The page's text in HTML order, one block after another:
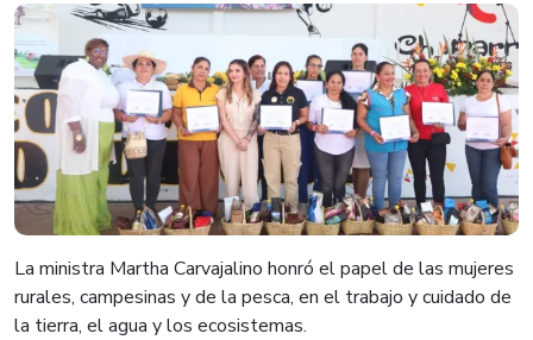
La ministra Martha Carvajalino honró el papel de las mujeres
rurales, campesinas y de la pesca, en el trabajo y cuidado de
la tierra, el agua y los ecosistemas.